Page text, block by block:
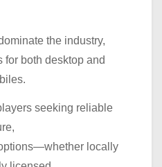
the industry,
both desktop and
seeking reliable
locally